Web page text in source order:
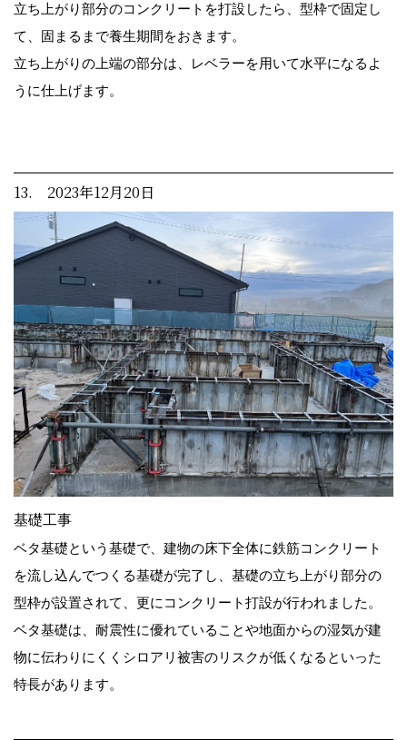
立ち上がり部分のコンクリートを打設したら、型枠で固定し
て、固まるまで養生期間をおきます。
立ち上がりの上端の部分は、レベラーを用いて水平になるよ
うに仕上げます。
13. 2023年12月20日
基礎工事
ベタ基礎という基礎で、建物の床下全体に鉄筋コンクリート
を流し込んでつくる基礎が完了し、基礎の立ち上がり部分の
型枠が設置されて、更にコンクリート打設が行われました。
ベタ基礎は、耐震性に優れていることや地面からの湿気が建
物に伝わりにくくシロアリ被害のリスクが低くなるといった
特長があります。